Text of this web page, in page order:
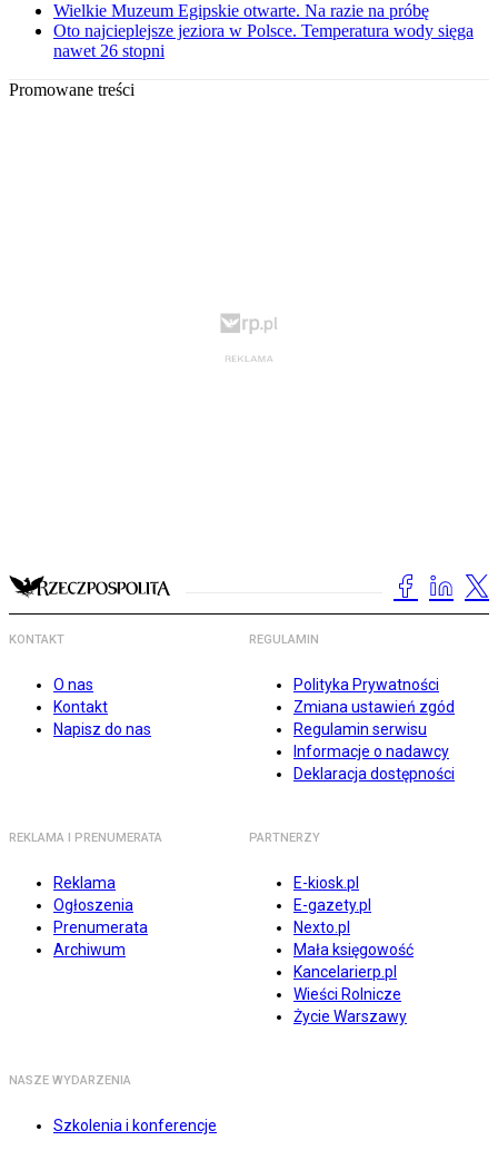
Wielkie Muzeum Egipskie otwarte. Na razie na próbę
Oto najcieplejsze jeziora w Polsce. Temperatura wody sięga
nawet 26 stopni
Promowane treści
KONTAKT
O nas
Kontakt
Napisz do nas
REGULAMIN
Polityka Prywatności
Zmiana ustawień zgód
Regulamin serwisu
Informacje o nadawcy
Deklaracja dostępności
REKLAMA I PRENUMERATA
Reklama
Ogłoszenia
Prenumerata
Archiwum
PARTNERZY
E-kiosk.pl
E-gazety.pl
Nexto.pl
Mała księgowość
Kancelarierp.pl
Wieści Rolnicze
Życie Warszawy
NASZE WYDARZENIA
Szkolenia i konferencje